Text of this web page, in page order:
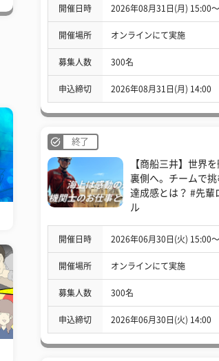
開催日時 2026年08月31日(月) 15:00
開催場所 オンラインにて実施
募集人数 300名
申込締切 2026年08月31日(月) 14:00
終了
【商船三井】世界
裏側へ。チームで挑
達成感とは？ #先輩
ル
開催日時 2026年06月30日(火) 15:00
開催場所 オンラインにて実施
募集人数 300名
申込締切 2026年06月30日(火) 14:00